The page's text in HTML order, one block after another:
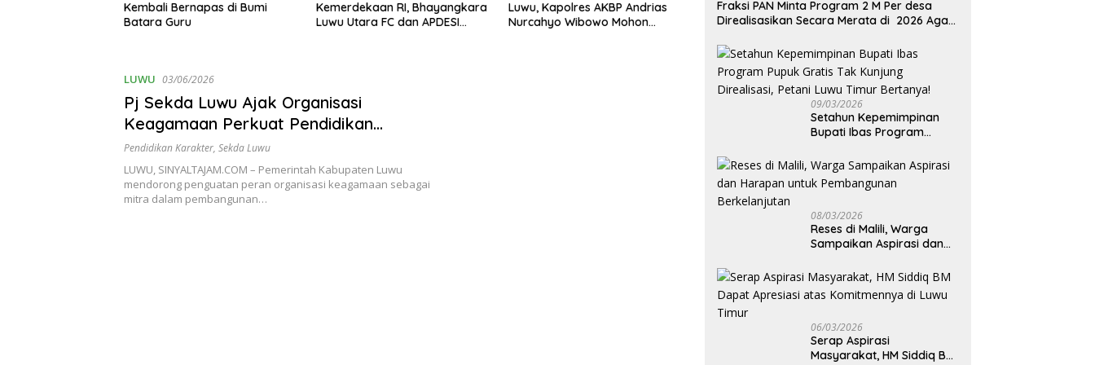
Kembali Bernapas di Bumi
Batara Guru
Kemerdekaan RI, Bhayangkara
Luwu Utara FC dan APDESI
Luwu, Kapolres AKBP Andrias
Nurcahyo Wibowo Mohon
Terkesan Saling Lempar
Tanggung Jawab Soal PAW,
Wajo Sambut Kunjungan
Silaturahmi Kapolres Wajo
LUWU 03/06/2026
Pj Sekda Luwu Ajak Organisasi
Keagamaan Perkuat Pendidikan
Karakter
Pendidikan Karakter, Sekda Luwu
LUWU, SINYALTAJAM.COM – Pemerintah Kabupaten Luwu
mendorong penguatan peran organisasi keagamaan sebagai
mitra dalam pembangunan…
Fraksi PAN Minta Program 2 M Per desa
Direalisasikan Secara Merata di 2026 Agar
09/03/2026
Setahun Kepemimpinan
Bupati Ibas Program
Direalisasi, Petani Luwu
Timur Bertanya!
08/03/2026
Reses di Malili, Warga
Sampaikan Aspirasi dan
Pembangunan
Berkelanjutan
06/03/2026
Serap Aspirasi
Masyarakat, HM Siddiq BM